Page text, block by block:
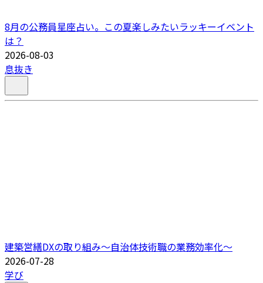
8月の公務員星座占い。この夏楽しみたいラッキーイベント
は？
2026-08-03
息抜き
建築営繕DXの取り組み～自治体技術職の業務効率化～
2026-07-28
学び